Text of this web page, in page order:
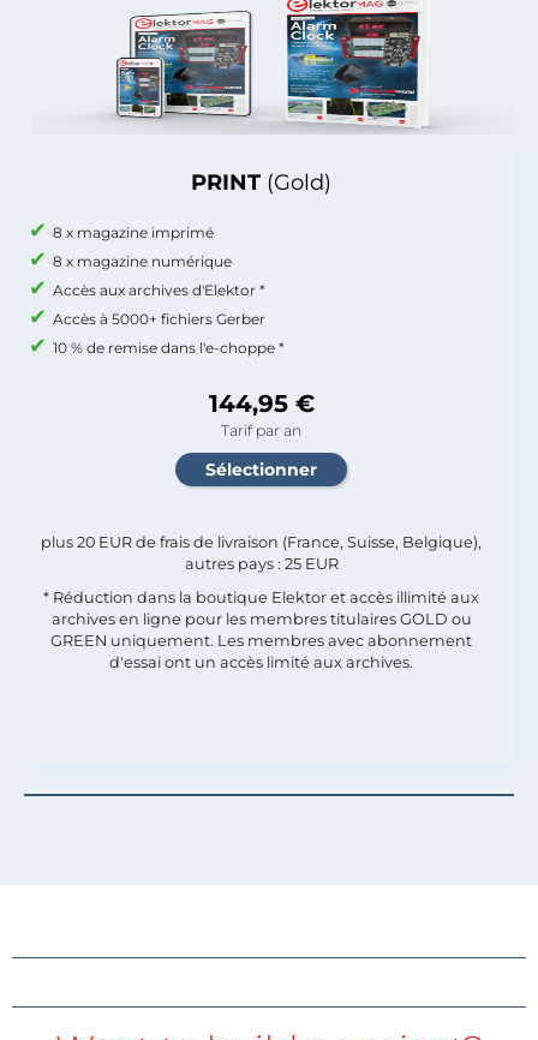
PRINT (Gold)
8 x magazine imprimé
8 x magazine numérique
Accès aux archives d'Elektor *
Accès à 5000+ fichiers Gerber
10 % de remise dans l'e-choppe *
144,95 €
Tarif par an
plus 20 EUR de frais de livraison (France, Suisse, Belgique),
autres pays : 25 EUR
* Réduction dans la boutique Elektor et accès illimité aux
archives en ligne pour les membres titulaires GOLD ou
GREEN uniquement. Les membres avec abonnement
d'essai ont un accès limité aux archives.